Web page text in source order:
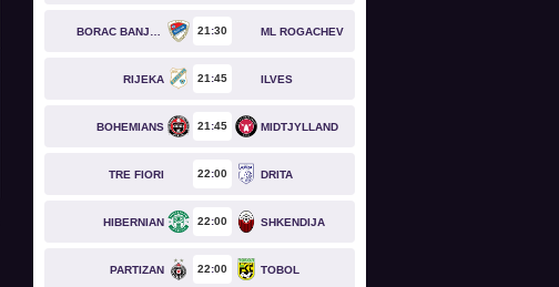
21 30 ML ROGACHEV
RIJEKA 21 45 ILVES
BOHEMIANS 21 45 MIDTJYLLAND
TRE FIORI 22 00 DRITA
HIBERNIAN 22 00 SHKENDIJA
PARTIZAN 22 00 TOBOL